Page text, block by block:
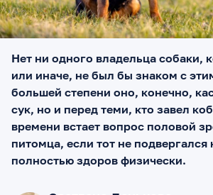
Нет ни одного владельца собаки,
или иначе, не был бы знаком с
большей степени оно, конечно,
сук, но и перед теми, кто завел
времени встает вопрос половой
питомца, если тот не подвергался
полностью здоров физически.